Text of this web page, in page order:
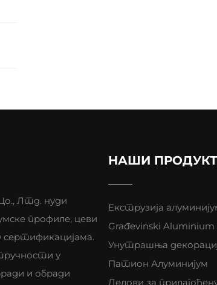
Лтд. нуди
профиле, цеви
у
и обради
НАШИ
Екструзија
Građevinski Aluminium
Унутрашња
Патион Алуминијум
Делови за